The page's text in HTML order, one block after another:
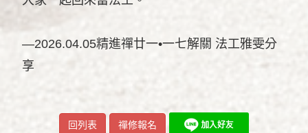
—2026.04.05精進禪廿一•一七解關 法工雅雯分
享
回列表 禪修報名